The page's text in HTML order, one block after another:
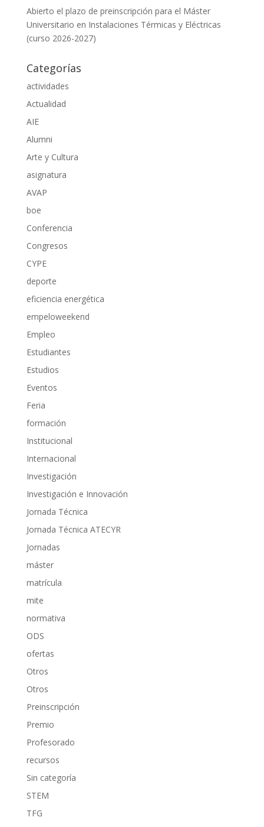
Abierto el plazo de preinscripción para el Máster
Universitario en Instalaciones Térmicas y Eléctricas
(curso 2026-2027)
Categorías
actividades
Actualidad
AIE
Alumni
Arte y Cultura
asignatura
AVAP
boe
Conferencia
Congresos
CYPE
deporte
eficiencia energética
empeloweekend
Empleo
Estudiantes
Estudios
Eventos
Feria
formación
Institucional
Internacional
Investigación
Investigación e Innovación
Jornada Técnica
Jornada Técnica ATECYR
Jornadas
máster
matrícula
mite
normativa
ODS
ofertas
Otros
Otros
Preinscripción
Premio
Profesorado
recursos
Sin categoría
STEM
TFG